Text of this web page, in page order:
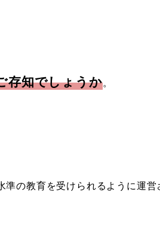
存知でしょうか。
の教育を受けられるように運